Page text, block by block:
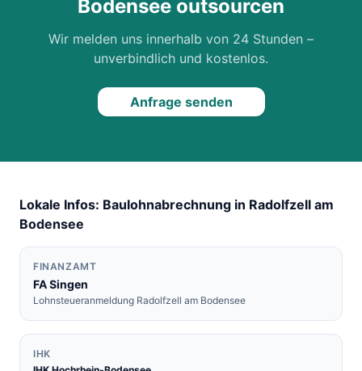
Bodensee outsourcen
Wir melden uns innerhalb von 24 Stunden –
unverbindlich und kostenlos.
Anfrage senden
Lokale Infos: Baulohnabrechnung in Radolfzell am
Bodensee
FINANZAMT
FASingen
Lohnsteueranmeldung Radolfzell am Bodensee
IHK